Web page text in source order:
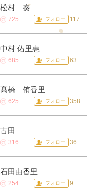
松村 奏
725 フォロー 117
中村 佑里惠
685 フォロー 63
髙橋 侑香里
625 フォロー 358
古田
316 フォロー 36
石田由香里
254 フォロー 9